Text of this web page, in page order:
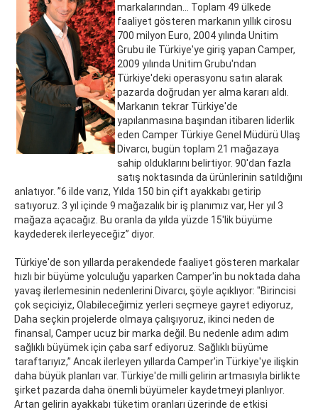
markalarından... Toplam 49 ülkede
faaliyet gösteren markanın yıllık cirosu
700 milyon Euro, 2004 yılında Unitim
Grubu ile Türkiye'ye giriş yapan Camper,
2009 yılında Unitim Grubu'ndan
Türkiye'deki operasyonu satın alarak
pazarda doğrudan yer alma kararı aldı.
Markanın tekrar Türkiye'de
yapılanmasına başından itibaren liderlik
eden Camper Türkiye Genel Müdürü Ulaş
Divarcı, bugün toplam 21 mağazaya
sahip olduklarını belirtiyor. 90'dan fazla
satış noktasında da ürünlerinin satıldığını
anlatıyor. ”6 ilde varız, Yılda 150 bin çift ayakkabı getirip
satıyoruz. 3 yıl içinde 9 mağazalık bir iş planımız var, Her yıl 3
mağaza açacağız. Bu oranla da yılda yüzde 15'lik büyüme
kaydederek ilerleyeceğiz” diyor.
Türkiye'de son yıllarda perakendede faaliyet gösteren markalar
hızlı bir büyüme yolculuğu yaparken Camper'in bu noktada daha
yavaş ilerlemesinin nedenlerini Divarcı, şöyle açıklıyor: "Birincisi
çok seçiciyiz, Olabileceğimiz yerleri seçmeye gayret ediyoruz,
Daha seçkin projelerde olmaya çalışıyoruz, ikinci neden de
finansal, Camper ucuz bir marka değil. Bu nedenle adım adım
sağlıklı büyümek için çaba sarf ediyoruz. Sağlıklı büyüme
taraftarıyız,” Ancak ilerleyen yıllarda Camper'in Türkiye'ye ilişkin
daha büyük planları var. Türkiye'de milli gelirin artmasıyla birlikte
şirket pazarda daha önemli büyümeler kaydetmeyi planlıyor.
Artan gelirin ayakkabı tüketim oranları üzerinde de etkisi